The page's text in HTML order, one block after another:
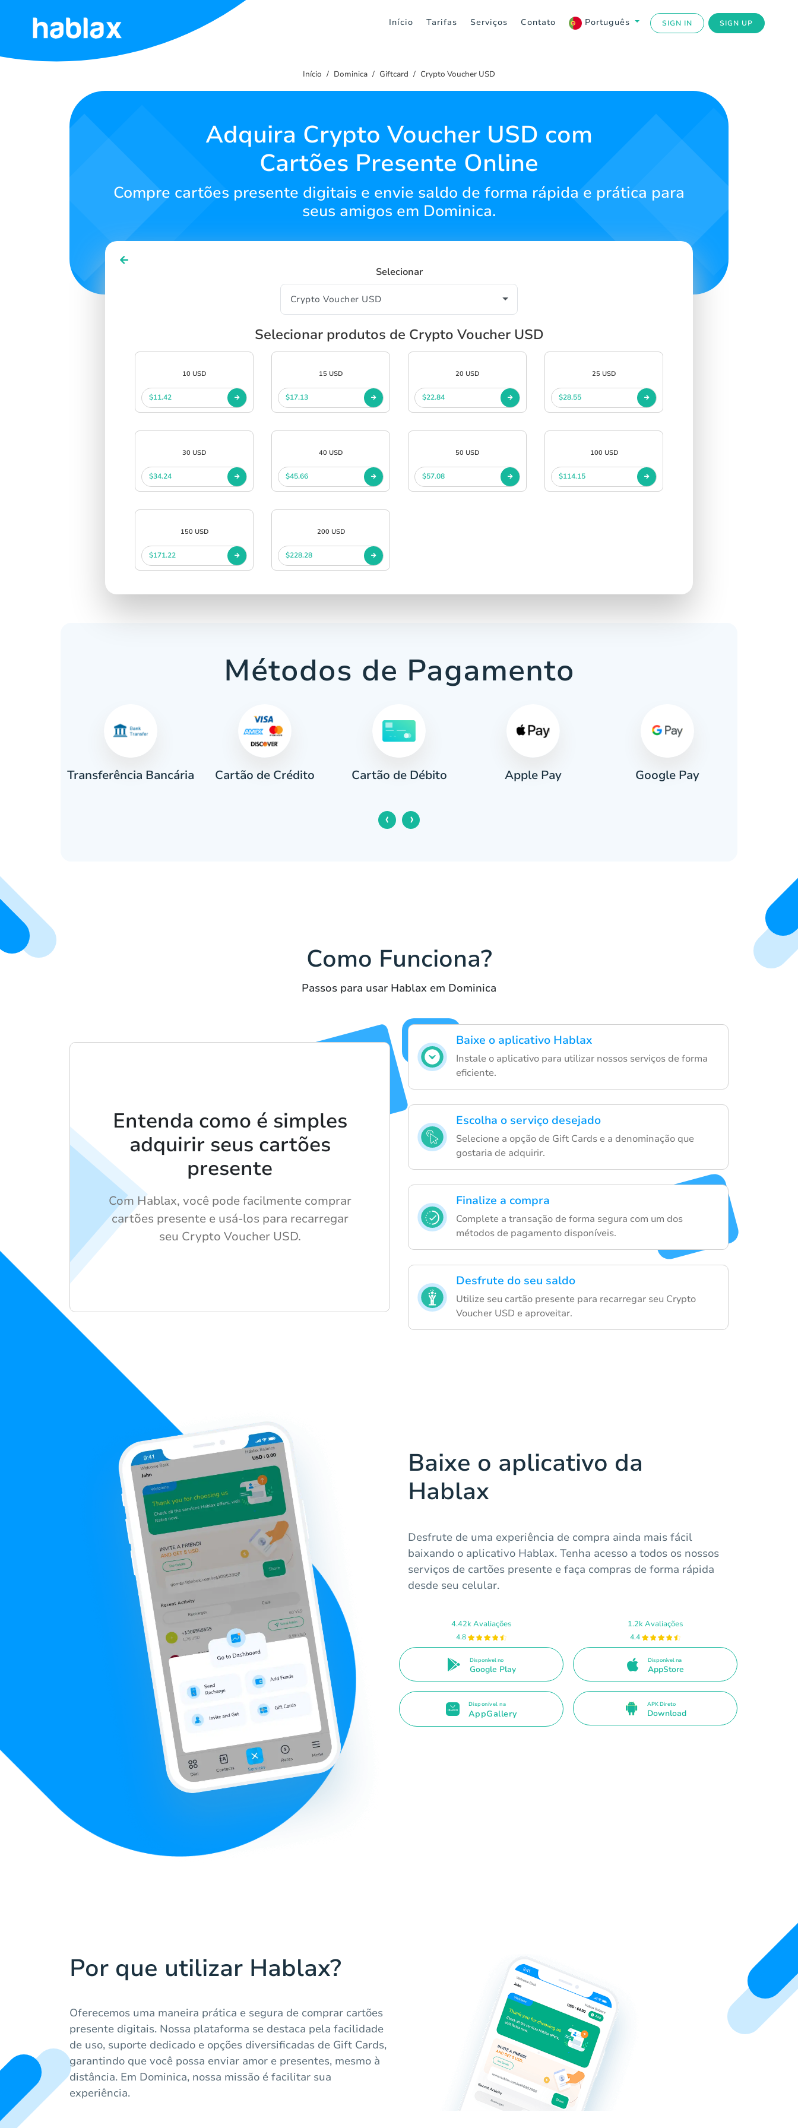
Início Tarifas Serviços Contato Português SIGN IN SIGN UP
Início
Início Dominica Giftcard Crypto Voucher USD
Adquira Crypto Voucher USD com
Cartões Presente Online
Compre cartões presente digitais e envie saldo de forma rápida e prática para
seus amigos em Dominica.
Selecionar
Selecionar produtos de Crypto Voucher USD
10 USD
$11.42
15 USD
$17.13
20 USD
$22.84
25 USD
$28.55
30 USD
$34.24
40 USD
$45.66
50 USD
$57.08
100 USD
$114.15
150 USD
$171.22
200 USD
$228.28
Métodos de Pagamento
Transferência Bancária Cartão de Crédito Cartão de Débito Apple Pay Google Pay
‹ ›
Como Funciona?
Passos para usar Hablax em Dominica
Baixe o aplicativo Hablax
Instale o aplicativo para utilizar nossos serviços de forma
eficiente.
Escolha o serviço desejado
Selecione a opção de Gift Cards e a denominação que
gostaria de adquirir.
Finalize a compra
Complete a transação de forma segura com um dos
métodos de pagamento disponíveis.
Desfrute do seu saldo
Utilize seu cartão presente para recarregar seu Crypto
Voucher USD e aproveitar.
Entenda como é simples
adquirir seus cartões
presente
Com Hablax, você pode facilmente comprar
cartões presente e usá-los para recarregar
seu Crypto Voucher USD.
Baixe o aplicativo da
Hablax
Desfrute de uma experiência de compra ainda mais fácil
baixando o aplicativo Hablax. Tenha acesso a todos os nossos
serviços de cartões presente e faça compras de forma rápida
desde seu celular.
4.42k Avaliações
4.8
Disponível no
Google Play
1.2k Avaliações
4.4
Disponível na
AppStore
Disponível na
AppGallery
APK Direto
Download
Por que utilizar Hablax?
Oferecemos uma maneira prática e segura de comprar cartões
presente digitais. Nossa plataforma se destaca pela facilidade
de uso, suporte dedicado e opções diversificadas de Gift Cards,
garantindo que você possa enviar amor e presentes, mesmo à
distância. Em Dominica, nossa missão é facilitar sua
experiência.